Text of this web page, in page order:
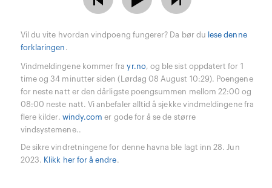
Vil du vite hvordan vindpoeng fungerer? Da bør du lese denne
forklaringen .
Vindmeldingene kommer frayr.no, og ble sist oppdatert for 1
time og 34 minutter siden (Lørdag 08 August 10:29). Poengene
for neste natt er den dårligste poengsummen mellom 22:00 og
08:00 neste natt. Vi anbefaler alltid å sjekke vindmeldingene fra
flere kilder. windy.com er gode for å se de større
vindsystemene..
De sikre vindretningene for denne havna ble lagt inn 28. Jun
2023. Klikk her for å endre.